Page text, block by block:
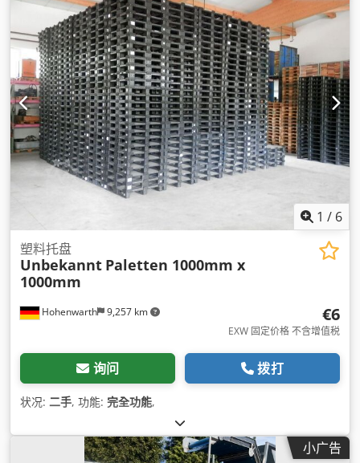
1 / 6
Hohenwarth 9,257 km
塑料托盘
Unbekannt Paletten 1000mm x
1000mm
€6
EXW 固定价格 不含增值税
询问 拨打
状况: 二手, 功能: 完全功能,
小广告